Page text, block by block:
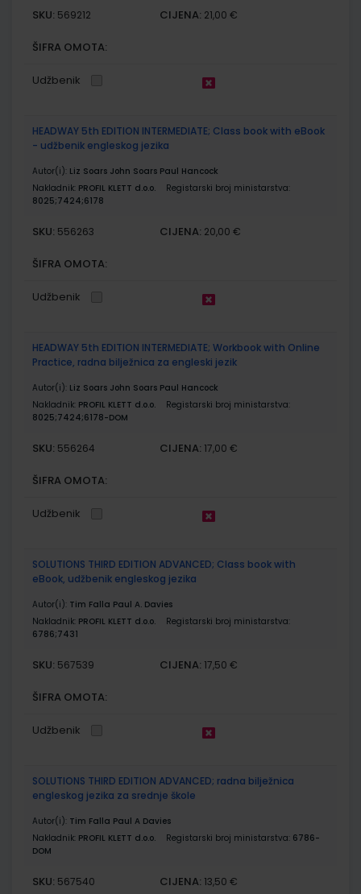
SKU: 569212 CIJENA: 21,00 €
ŠIFRA OMOTA:
Udžbenik
HEADWAY 5th EDITION INTERMEDIATE; Class book with eBook
- udžbenik engleskog jezika
Autor(i): Liz Soars John Soars Paul Hancock
Nakladnik: PROFIL KLETT d.o.o.
Registarski broj ministarstva:
8025;7424;6178
SKU: 556263 CIJENA: 20,00 €
ŠIFRA OMOTA:
Udžbenik
HEADWAY 5th EDITION INTERMEDIATE; Workbook with Online
Practice, radna bilježnica za engleski jezik
Autor(i): Liz Soars John Soars Paul Hancock
Nakladnik: PROFIL KLETT d.o.o.
Registarski broj ministarstva:
8025;7424;6178-DOM
SKU: 556264 CIJENA: 17,00 €
ŠIFRA OMOTA:
Udžbenik
SOLUTIONS THIRD EDITION ADVANCED; Class book with
eBook, udžbenik engleskog jezika
Autor(i): Tim Falla Paul A. Davies
Nakladnik: PROFIL KLETT d.o.o.
Registarski broj ministarstva:
6786;7431
SKU: 567539 CIJENA: 17,50 €
ŠIFRA OMOTA:
Udžbenik
SOLUTIONS THIRD EDITION ADVANCED; radna bilježnica
engleskog jezika za srednje škole
Autor(i): Tim Falla Paul A Davies
Nakladnik: PROFIL KLETT d.o.o. Registarski broj ministarstva: 6786-
DOM
SKU: 567540 CIJENA: 13,50 €